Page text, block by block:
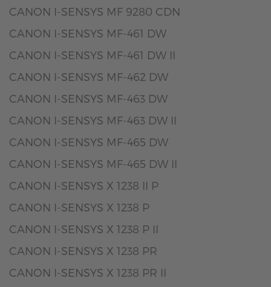
CANON I-SENSYS MF 9280 CDN
CANON I-SENSYS MF-461 DW
CANON I-SENSYS MF-461 DW II
CANON I-SENSYS MF-462 DW
CANON I-SENSYS MF-463 DW
CANON I-SENSYS MF-463 DW II
CANON I-SENSYS MF-465 DW
CANON I-SENSYS MF-465 DW II
CANON I-SENSYS X 1238 II P
CANON I-SENSYS X 1238 P
CANON I-SENSYS X 1238 P II
CANON I-SENSYS X 1238 PR
CANON I-SENSYS X 1238 PR II